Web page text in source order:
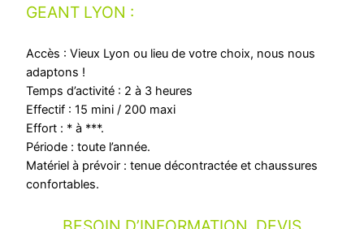
GEANT LYON :
Accès : Vieux Lyon ou lieu de votre choix, nous nous
adaptons !
Temps d’activité : 2 à 3 heures
Effectif : 15 mini / 200 maxi
Effort : * à ***.
Période : toute l’année.
Matériel à prévoir : tenue décontractée et chaussures
confortables.